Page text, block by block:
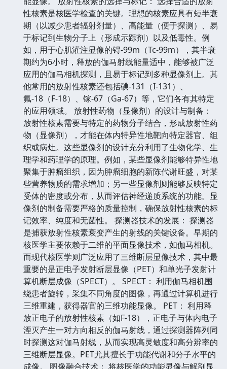
性核素是核医学检查的关键。理想的核素应具有短半衰
期（以减少患者辐射剂量）、高能量（便于探测）、易
于标记到生物分子上（形成示踪剂）以及低毒性。例
如，用于心肌灌注显像的锝-99m（Tc-99m），其半衰
期约为6小时，释放的伽马射线能量适中，能够被广泛
应用的伽马相机探测，且易于标记到多种显像剂上。其
他常用的放射性核素还包括碘-131（I-131）、
氟-18（F-18）、镓-67（Ga-67）等，它们各有其特定
的应用领域。 放射性药物（显像剂）的设计与制备：
放射性核素需要与特定的药物分子结合，形成放射性药
物（显像剂），才能在体内特异性地靶向特定器官、组
织或病灶。这些显像剂的设计充分利用了生物化学、生
理学和药理学的原理。例如，某些显像剂能够特异性地
聚集于肿瘤组织，因为肿瘤细胞的新陈代谢旺盛，对某
些营养物质的需求增加；另一些显像剂则能够反映特定
受体的密度或分布，从而评估神经递质系统的功能。显
像剂的制备需要严格的质量控制，确保放射性核素的标
记效率、纯度和无菌性。 探测器技术的发展： 探测器
是捕获放射性核素衰变产生的射线的关键设备。早期的
核医学主要依赖于二维的平面显像技术，如伽马相机。
而现代核医学则广泛应用了三维断层显像技术，其中最
重要的是正电子发射断层显像（PET）和单光子发射计
算机断层成像（SPECT）。 SPECT： 利用伽马相机围
绕患者旋转，采集不同角度的图像，再通过计算机进行
三维重建，获得器官的三维功能显像。 PET： 利用释
放正电子的放射性核素（如F-18），正电子与体内电子
湮灭产生一对方向相反的伽马射线，通过探测器阵列同
时探测这对伽马射线，从而实现高灵敏度和高分辨率的
三维断层显像。PET尤其擅长于功能代谢和分子水平的
成像。 图像融合技术： 将核医学的功能显像与解剖显